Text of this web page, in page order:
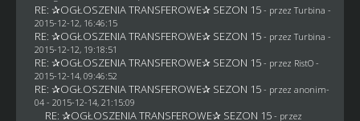
RE: ✰OGŁOSZENIA TRANSFEROWE✰ SEZON 15 - przez Turbina -
2015-12-12, 16:46:15
RE: ✰OGŁOSZENIA TRANSFEROWE✰ SEZON 15 - przez Turbina -
2015-12-12, 19:18:51
RE: ✰OGŁOSZENIA TRANSFEROWE✰ SEZON 15 - przez RistO-
2015-12-14, 09:46:52
RE: ✰OGŁOSZENIA TRANSFEROWE✰ SEZON 15 - przez anonim-
04- 2015-12-14, 21:15:09
RE: ✰OGŁOSZENIA TRANSFEROWE✰ SEZON 15 - przez